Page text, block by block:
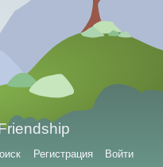
Регистрация Войти